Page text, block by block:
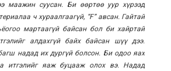
маажин суусан. Би өөртөө уур хүрээд
ч хураалгаагүй, “F” авсан. Гайтай
мартаагүй байсан бол би хайртай
алдахгүй байх байсан шүү дээ.
надад их дургүй болсон. Би одоо яах
итгэлийг яаж буцааж олох вэ. Надад